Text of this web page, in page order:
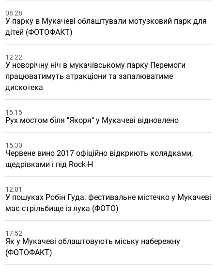
08:28
У парку в Мукачеві облаштували мотузковий парк для
дітей (ФОТОФАКТ)
12:22
У новорічну ніч в мукачівському парку Перемоги
працюватимуть атракціони та запалюватиме
дискотека
15:15
Рух мостом біля "Якоря" у Мукачеві відновлено
15:30
Червене вино 2017 офіційно відкриють колядками,
щедрівками і під Rock-H
12:01
У пошуках Робін Гуда: фестивальне містечко у Мукачеві
має стрільбище із лука (ФОТО)
17:52
Як у Мукачеві облаштовують міську набережну
(ФОТОФАКТ)